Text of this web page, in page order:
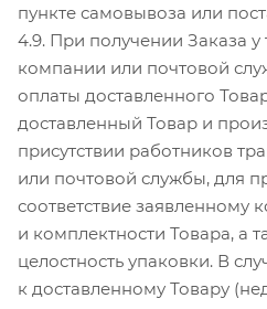
пункте самовывоза или
4.9. При получении Заказа у
компании или почтовой
оплаты доставленного
доставленный Товар и
присутствии работников
или почтовой службы, для
соответствие заявленному
и комплектности Товара, а
целостность упаковки. В
к доставленному Товару